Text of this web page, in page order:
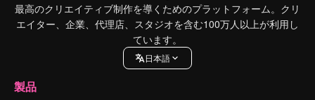
最高のクリエイティブ制作を導くためのプラットフォーム。クリ
エイター、企業、代理店、スタジオを含む100万人以上が利用し
ています。
日本語
製品